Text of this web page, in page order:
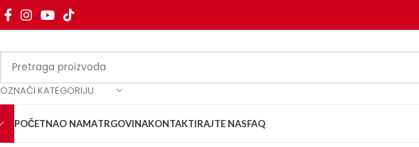
OZNAČI KATEGORIJU
POČETNAO NAMATRGOVINAKONTAKTIRAJTE NASFAQ